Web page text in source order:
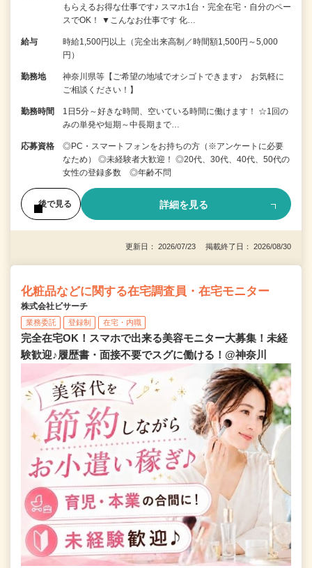
もらえるお得な仕事です♪ スマホ1台・完全在宅・自分のペー
スでOK！ ▼こんなお仕事です 化…
給与
時給1,500円以上（完全出来高制／時間額1,500円～5,000
円）
勤務地
神奈川県等【ご希望の地域でオシゴトできます♪ お気軽に
ご相談ください！】
勤務時間
1日5分～好きな時間、空いている時間に働けます！ ☆1回の
みの単発や短期～中長期まで…
応募資格
◎PC・スマートフォンをお持ちの方（※アンケートに必要
なため） ◎未経験者大歓迎！ ◎20代、30代、40代、50代の
女性の登録多数 ◎年齢不問
後で見る 詳細を見る
更新日： 2026/07/23 掲載終了日： 2026/08/30
化粧品などに関する在宅調査員・在宅モニター
株式会社ビサーチ
業務委託 登録制 在宅・内職
完全在宅OK！スマホで出来る美容モニター大募集！未経
験歓迎♪履歴書・面接不要でスグに働ける！@神奈川